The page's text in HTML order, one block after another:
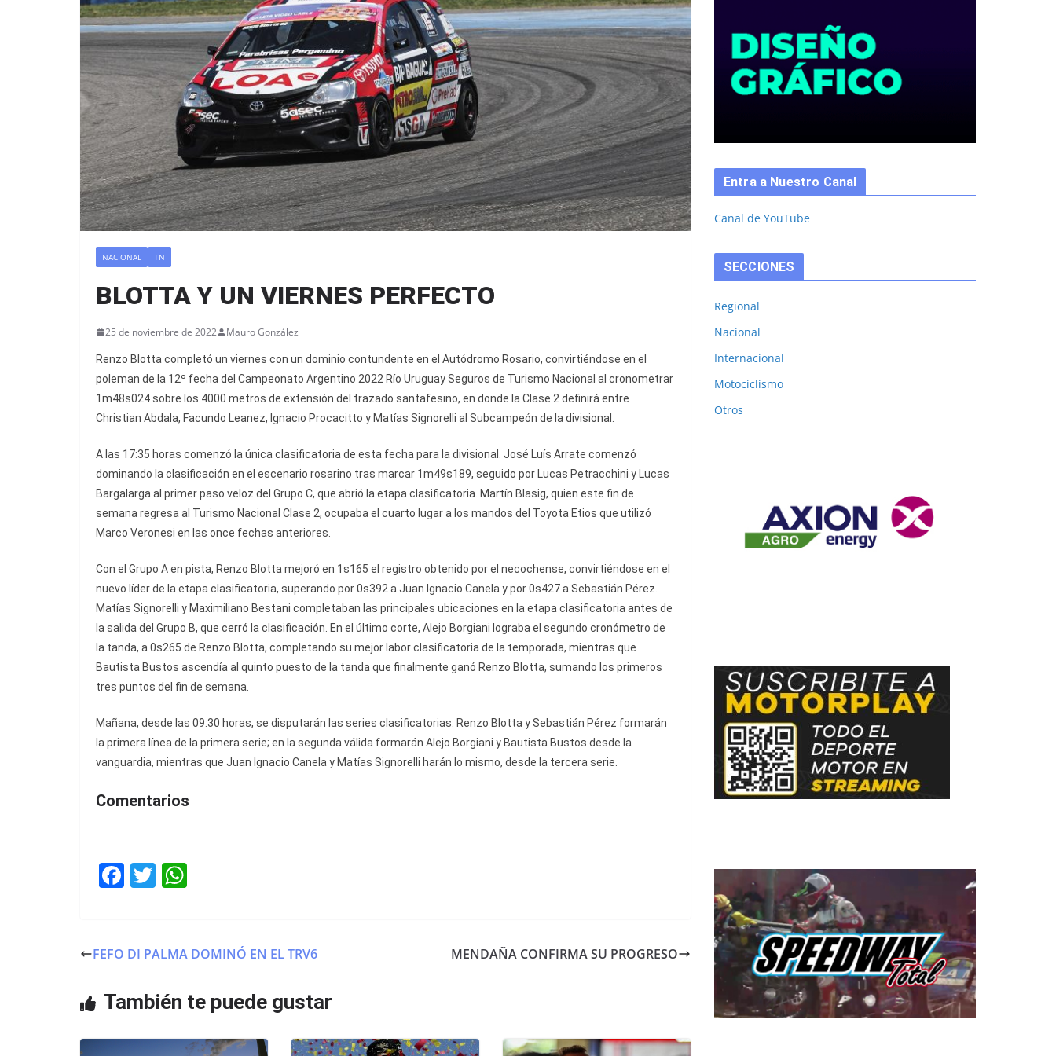
NACIONAL TN
BLOTTA Y UN VIERNES PERFECTO
25 de noviembre de 2022 Mauro González
Renzo Blotta completó un viernes con un dominio contundente en el Autódromo Rosario, convirtiéndose en el
poleman de la 12º fecha del Campeonato Argentino 2022 Río Uruguay Seguros de Turismo Nacional al cronometrar
1m48s024 sobre los 4000 metros de extensión del trazado santafesino, en donde la Clase 2 definirá entre
Christian Abdala, Facundo Leanez, Ignacio Procacitto y Matías Signorelli al Subcampeón de la divisional.
A las 17:35 horas comenzó la única clasificatoria de esta fecha para la divisional. José Luís Arrate comenzó
dominando la clasificación en el escenario rosarino tras marcar 1m49s189, seguido por Lucas Petracchini y Lucas
Bargalarga al primer paso veloz del Grupo C, que abrió la etapa clasificatoria. Martín Blasig, quien este fin de
semana regresa al Turismo Nacional Clase 2, ocupaba el cuarto lugar a los mandos del Toyota Etios que utilizó
Marco Veronesi en las once fechas anteriores.
Con el Grupo A en pista, Renzo Blotta mejoró en 1s165 el registro obtenido por el necochense, convirtiéndose en el
nuevo líder de la etapa clasificatoria, superando por 0s392 a Juan Ignacio Canela y por 0s427 a Sebastián Pérez.
Matías Signorelli y Maximiliano Bestani completaban las principales ubicaciones en la etapa clasificatoria antes de
la salida del Grupo B, que cerró la clasificación. En el último corte, Alejo Borgiani lograba el segundo cronómetro de
la tanda, a 0s265 de Renzo Blotta, completando su mejor labor clasificatoria de la temporada, mientras que
Bautista Bustos ascendía al quinto puesto de la tanda que finalmente ganó Renzo Blotta, sumando los primeros
tres puntos del fin de semana.
Mañana, desde las 09:30 horas, se disputarán las series clasificatorias. Renzo Blotta y Sebastián Pérez formarán
la primera línea de la primera serie; en la segunda válida formarán Alejo Borgiani y Bautista Bustos desde la
vanguardia, mientras que Juan Ignacio Canela y Matías Signorelli harán lo mismo, desde la tercera serie.
Comentarios
F
e
o
T
er s
p
FEFO DI PALMA DOMINÓ EN EL TRV6 MENDAÑA CONFIRMA SU PROGRESO
También te puede gustar
Entra a Nuestro Canal
Canal de YouTube
SECCIONES
Regional
Nacional
Internacional
Motociclismo
Otros